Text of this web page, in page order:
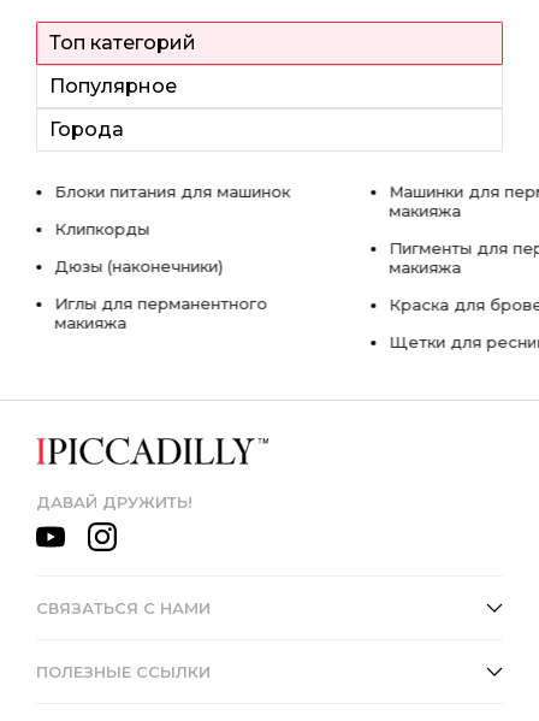
Топ категорий
Популярное
Города
Блоки питания для машинок
Клипкорды
Дюзы (наконечники)
Иглы для перманентного
макияжа
Машинки для
макияжа
Пигменты для
макияжа
Краска для
Щетки для
ДАВАЙ ДРУЖИТЬ!
СВЯЗАТЬСЯ С НАМИ
ПОЛЕЗНЫЕ ССЫЛКИ